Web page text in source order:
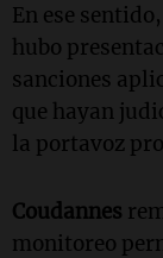
En ese
hubo
sanciones
que hayan
la portavoz
Coudannes
monitoreo